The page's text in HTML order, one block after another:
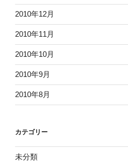
2010年12月
2010年11月
2010年10月
2010年9月
2010年8月
カテゴリー
未分類